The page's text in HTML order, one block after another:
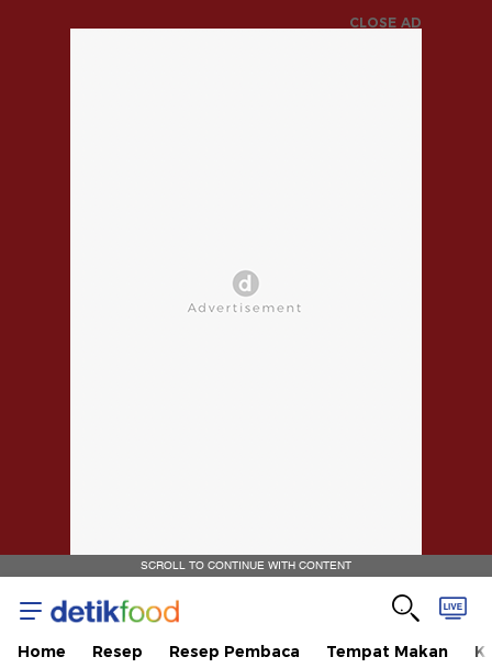
CLOSE AD
SCROLL TO CONTINUE WITH CONTENT
Home Resep Resep Pembaca Tempat Makan